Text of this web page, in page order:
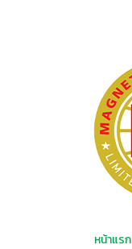
หน้าแรก